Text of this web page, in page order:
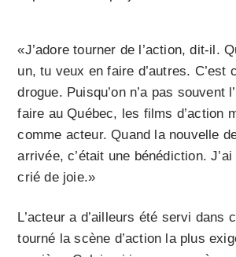
«J’adore tourner de l’action, dit-il.
un, tu veux en faire d’autres. C’est
drogue. Puisqu’on n’a pas souvent
faire au Québec, les films d’action
comme acteur. Quand la nouvelle
arrivée, c’était une bénédiction.
crié de joie.»
L’acteur a d’ailleurs été servi dans
tourné la scène d’action la plus